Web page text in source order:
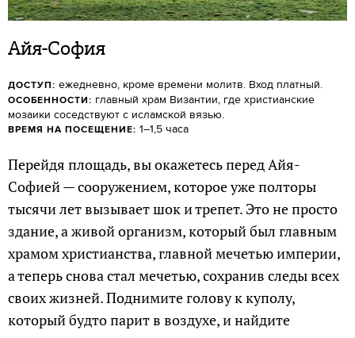
Айя-София
ДОСТУП: ежедневно, кроме времени молитв. Вход платный.
ОСОБЕННОСТИ: главный храм Византии, где христианские
мозаики соседствуют с исламской вязью.
ВРЕМЯ НА ПОСЕЩЕНИЕ: 1–1,5 часа
Перейдя площадь, вы окажетесь перед Айя-
Софией — сооружением, которое уже полторы
тысячи лет вызывает шок и трепет. Это не просто
здание, а живой организм, который был главным
храмом христианства, главной мечетью империи,
а теперь снова стал мечетью, сохранив следы всех
своих жизней. Поднимите голову к куполу,
который будто парит в воздухе, и найдите